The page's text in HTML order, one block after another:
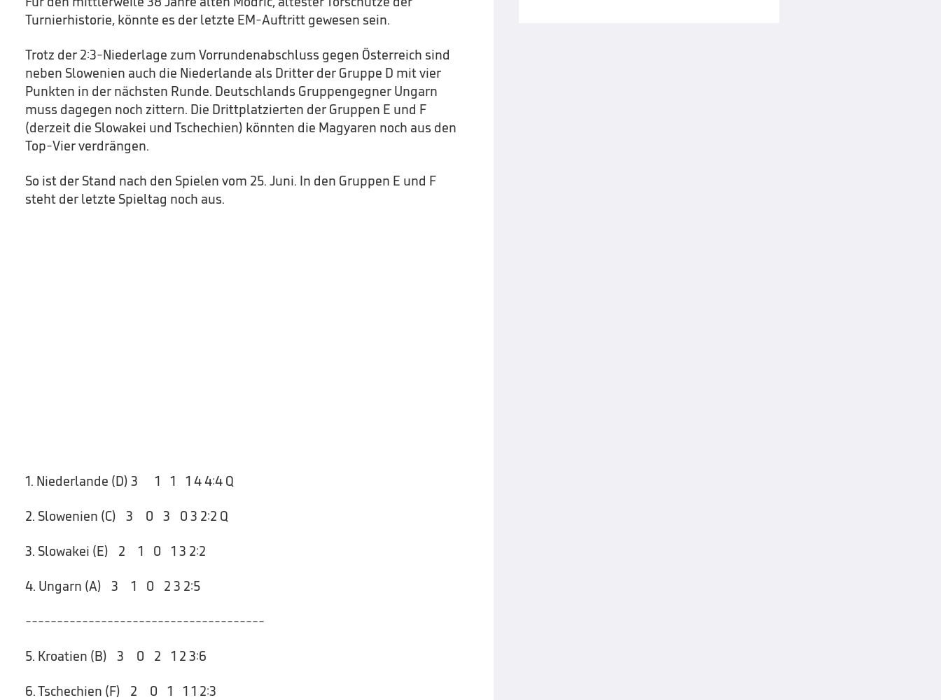
Turnierhistorie, könnte es der letzte EM-Auftritt gewesen sein.
Trotz der 2:3-Niederlage zum Vorrundenabschluss gegen Österreich sind
neben Slowenien auch die Niederlande als Dritter der Gruppe D mit vier
Punkten in der nächsten Runde. Deutschlands Gruppengegner Ungarn
muss dagegen noch zittern. Die Drittplatzierten der Gruppen E und F
(derzeit die Slowakei und Tschechien) könnten die Magyaren noch aus den
Top-Vier verdrängen.
So ist der Stand nach den Spielen vom 25. Juni. In den Gruppen E und F
steht der letzte Spieltag noch aus.
1. Niederlande (D) 3 1 1 1 4 4:4 Q
2. Slowenien (C) 3 0 3 0 3 2:2 Q
3. Slowakei (E) 2 1 0 1 3 2:2
4. Ungarn (A) 3 1 0 2 3 2:5
--------------------------------------
5. Kroatien (B) 3 0 2 1 2 3:6
6. Tschechien (F) 2 0 1 1 1 2:3